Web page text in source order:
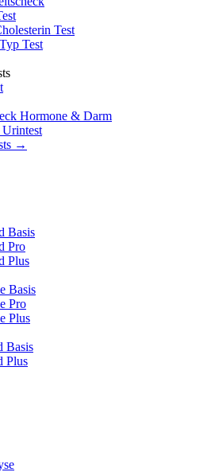
Test
Test
Hormone & Darm
Urintest
→
Basis
Pro
Plus
Basis
Pro
Plus
Basis
Plus